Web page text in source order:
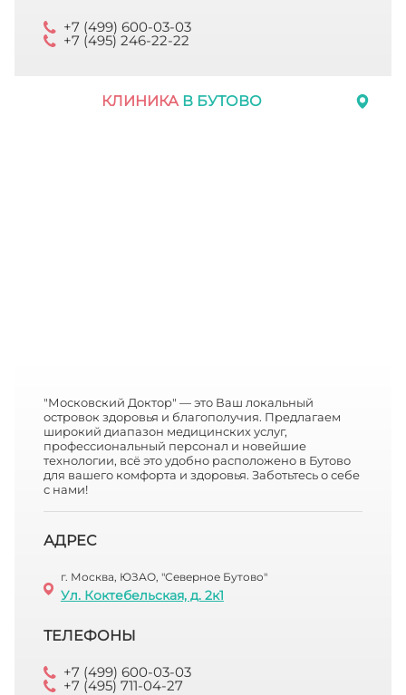
+7 (499) 600-03-03
+7 (495) 246-22-22
КЛИНИКА В БУТОВО
"Московский Доктор" — это Ваш локальный
островок здоровья и благополучия. Предлагаем
широкий диапазон медицинских услуг,
профессиональный персонал и новейшие
технологии, всё это удобно расположено в Бутово
для вашего комфорта и здоровья. Заботьтесь о себе
с нами!
АДРЕС
г. Москва, ЮЗАО, "Северное Бутово"
Ул. Коктебельская, д. 2к1
ТЕЛЕФОНЫ
+7 (499) 600-03-03
+7 (495) 711-04-27